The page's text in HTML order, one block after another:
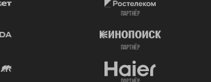
партнёр
партнёр